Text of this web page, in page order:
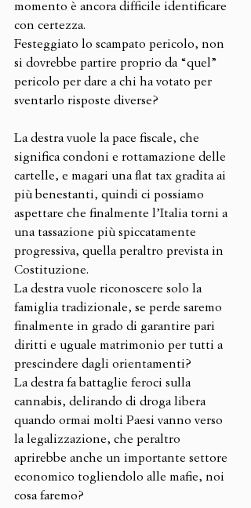
momento è ancora difficile identificare
con certezza.
Festeggiato lo scampato pericolo, non
si dovrebbe partire proprio da “quel”
pericolo per dare a chi ha votato per
sventarlo risposte diverse?
La destra vuole la pace fiscale, che
significa condoni e rottamazione delle
cartelle, e magari una flat tax gradita ai
più benestanti, quindi ci possiamo
aspettare che finalmente l’Italia torni a
una tassazione più spiccatamente
progressiva, quella peraltro prevista in
Costituzione.
La destra vuole riconoscere solo la
famiglia tradizionale, se perde saremo
finalmente in grado di garantire pari
diritti e uguale matrimonio per tutti a
prescindere dagli orientamenti?
La destra fa battaglie feroci sulla
cannabis, delirando di droga libera
quando ormai molti Paesi vanno verso
la legalizzazione, che peraltro
aprirebbe anche un importante settore
economico togliendolo alle mafie, noi
cosa faremo?